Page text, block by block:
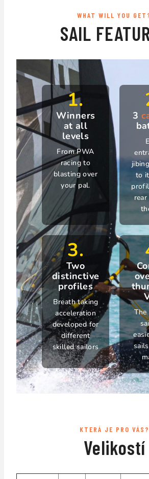
WHAT WILL YOU
SAIL
1.
Winners
at all
levels
From PWA
racing to
blasting over
your pal.
3
to
3.
Two
distinctive
profiles
Breath taking
acceleration
developed for
different
skilled sailors
KTERÁ JE PRO VÁS?
Velikostí